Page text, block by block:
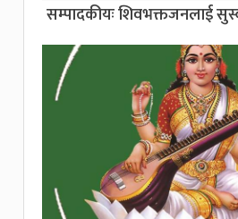
सम्पादकीयः शिवभक्तजनलाई